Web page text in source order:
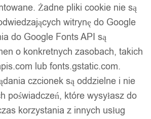
Żadne pliki cookie nie są
witrynę do Google
do Google Fonts API są
o konkretnych zasobach, takich
lub fonts.gstatic.com.
czcionek są oddzielne i nie
poświadczeń, które wysyłasz do
korzystania z innych usług